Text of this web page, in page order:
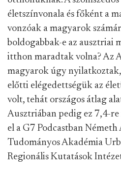
életszínvonala és főként a
vonzóak a magyarok
boldogabbak-e az ausztriai
itthon maradtak volna? Az
magyarok úgy
előtti elégedettségük az
volt, tehát országos átlag
Ausztriában pedig ez 7,4-
el a G7 Podcastban
Tudományos Akadémia
Regionális Kutatások